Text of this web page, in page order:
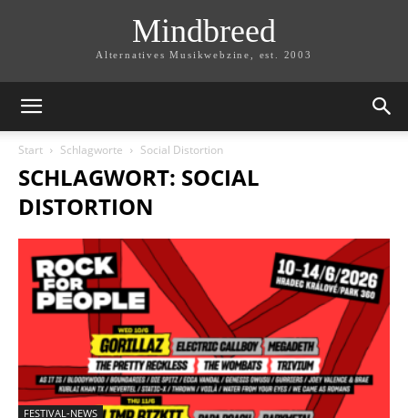
Mindbreed
Alternatives Musikwebzine, est. 2003
Start Schlagworte Social Distortion
SCHLAGWORT: SOCIAL
DISTORTION
FESTIVAL-NEWS